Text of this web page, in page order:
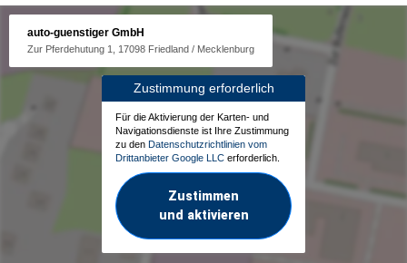
auto-guenstiger GmbH
Zur Pferdehutung 1, 17098 Friedland / Mecklenburg
Zustimmung erforderlich
Für die Aktivierung der Karten- und
Navigationsdienste ist Ihre Zustimmung
zu den Datenschutzrichtlinien vom
Drittanbieter Google LLC erforderlich.
Zustimmen
und aktivieren